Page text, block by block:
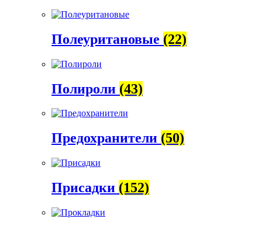
Полеуритановые (22)
Полироли (43)
Предохранители (50)
Присадки (152)